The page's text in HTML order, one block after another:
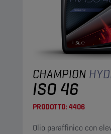
CHAMPION
ISO 46
PRODOTTO: 4406
Olio paraffinico con